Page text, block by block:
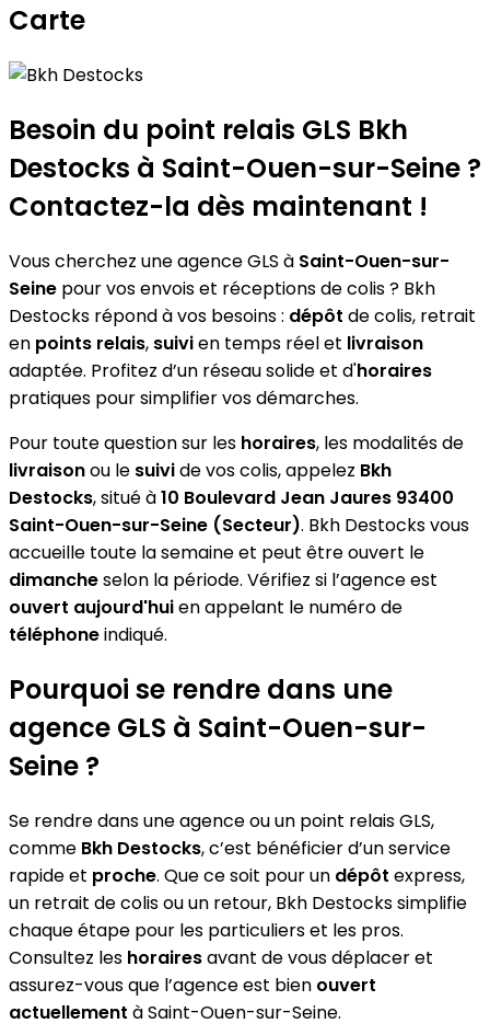
Carte
+
−
Besoin du point relais GLS Bkh
Destocks à Saint-Ouen-sur-Seine ?
Contactez-la dès maintenant !
Vous cherchez une agence GLS à Saint-Ouen-sur-
Seine pour vos envois et réceptions de colis ? Bkh
Destocks répond à vos besoins : dépôt de colis, retrait
en points relais, suivien temps réel et livraison
adaptée. Profitez d’un réseau solide et d'horaires
pratiques pour simplifier vos démarches.
Pour toute question sur les horaires, les modalités de
livraisonou le suivide vos colis, appelez Bkh
Destocks, situé à10 Boulevard Jean Jaures 93400
Saint-Ouen-sur-Seine (Secteur). Bkh Destocks vous
accueille toute la semaine et peut être ouvert le
dimancheselon la période. Vérifiez si l’agence est
ouvert aujourd'huien appelant le numéro de
téléphoneindiqué.
Pourquoi se rendre dans une
agence GLS à Saint-Ouen-sur-
Seine ?
Se rendre dans une agence ou un point relais GLS,
comme Bkh Destocks, c’est bénéficier d’un service
rapide et proche. Que ce soit pour un dépôt express,
un retrait de colis ou un retour, Bkh Destocks simplifie
chaque étape pour les particuliers et les pros.
Consultez les horairesavant de vous déplacer et
assurez-vous que l’agence est bien ouvert
actuellement à Saint-Ouen-sur-Seine.